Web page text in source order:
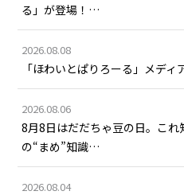
る」が登場！…
2026.08.08
「ほわいとぱりろーる」メデ
2026.08.06
8月8日はだだちゃ豆の日。こ
の“まめ”知識…
2026.08.04